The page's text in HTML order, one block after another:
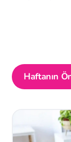
Haftanın